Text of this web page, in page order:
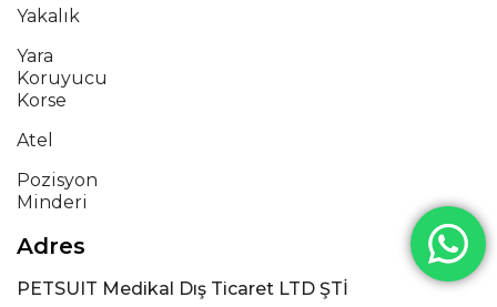
Yakalık
Yara
Koruyucu
Korse
Atel
Pozisyon
Minderi
Adres
PETSUIT Medikal Dış Ticaret LTD ŞTİ